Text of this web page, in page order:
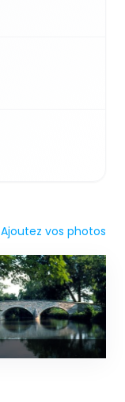
Ajoutez vos photos